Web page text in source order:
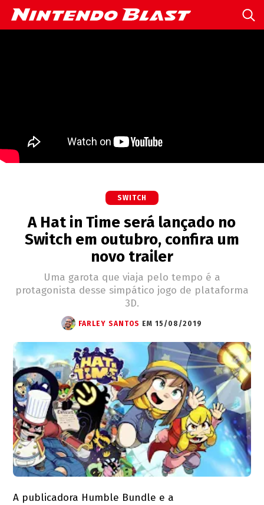
SWITCH
A Hat in Time será lançado no
Switch em outubro, confira um
novo trailer
Uma garota que viaja pelo tempo é a
protagonista desse simpático jogo de plataforma
3D.
FARLEY SANTOS EM 15/08/2019
A publicadora Humble Bundle e a